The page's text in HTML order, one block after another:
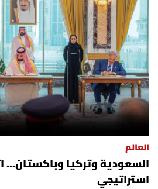
العالم
السعودية وتركيا وباكستان...
استراتيجي